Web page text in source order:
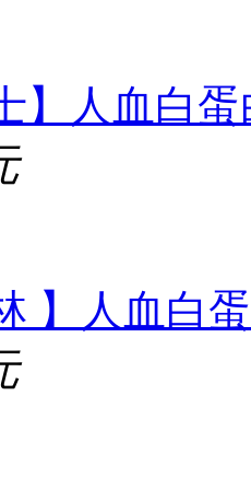
】人血白
】人血白